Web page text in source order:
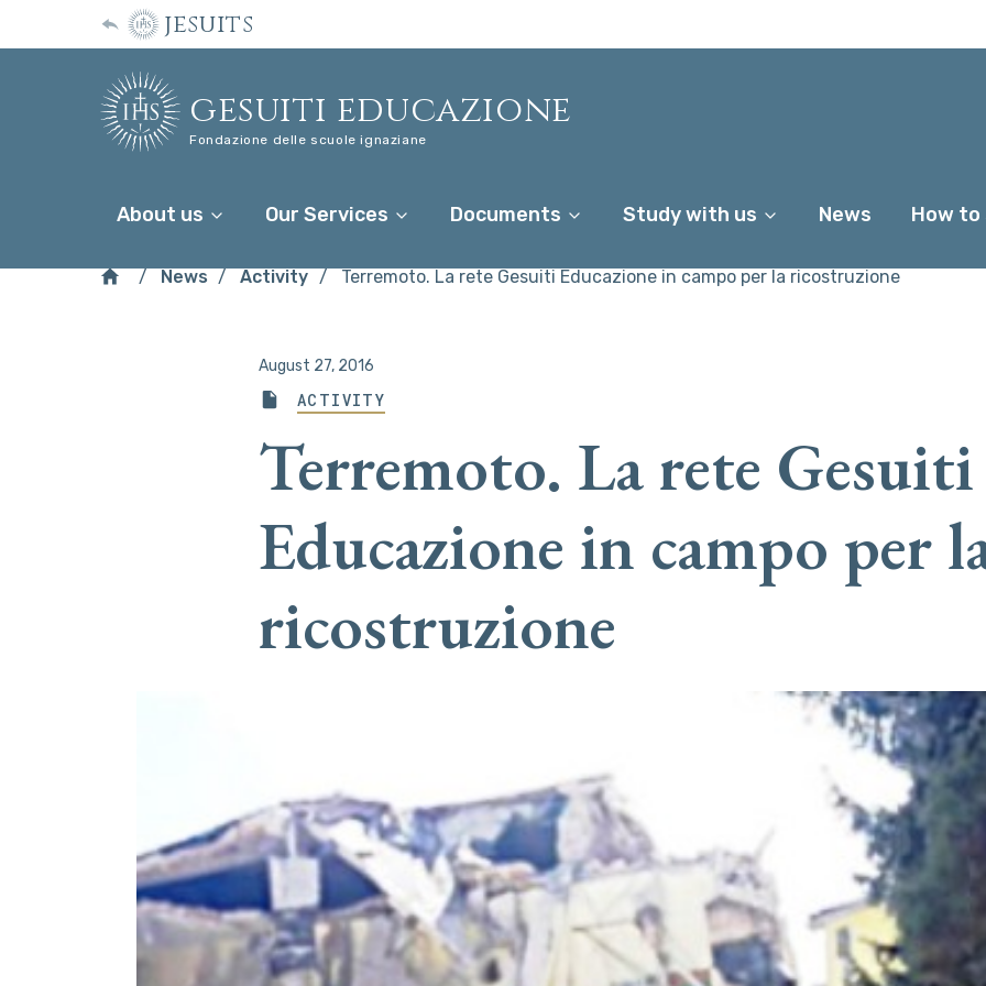
jesuits
gesuiti educazione
Fondazione delle scuole ignaziane
About us Our Services Documents Study with us News How
News Activity Terremoto. La rete Gesuiti Educazione in campo per la ricostruzione
August 27, 2016
ACTIVITY
Terremoto. La rete Gesuiti
Educazione in campo per
ricostruzione